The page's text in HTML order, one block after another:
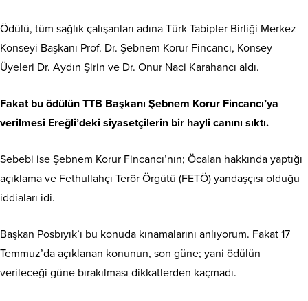
Ödülü, tüm sağlık çalışanları adına Türk Tabipler Birliği Merkez
Konseyi Başkanı Prof. Dr. Şebnem Korur Fincancı, Konsey
Üyeleri Dr. Aydın Şirin ve Dr. Onur Naci Karahancı aldı.
Fakat bu ödülün TTB Başkanı Şebnem Korur Fincancı’ya
verilmesi Ereğli’deki siyasetçilerin bir hayli canını sıktı.
Sebebi ise Şebnem Korur Fincancı’nın; Öcalan hakkında yaptığı
açıklama ve Fethullahçı Terör Örgütü (FETÖ) yandaşçısı olduğu
iddiaları idi.
Başkan Posbıyık’ı bu konuda kınamalarını anlıyorum. Fakat 17
Temmuz’da açıklanan konunun, son güne; yani ödülün
verileceği güne bırakılması dikkatlerden kaçmadı.